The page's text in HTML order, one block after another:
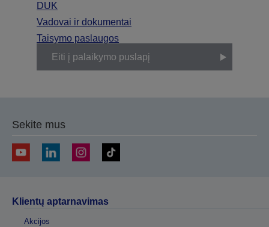
DUK
Vadovai ir dokumentai
Taisymo paslaugos
Eiti į palaikymo puslapį
Sekite mus
Klientų aptarnavimas
Akcijos